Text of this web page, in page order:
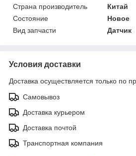
Страна производитель
Китай
Состояние
Новое
Вид запчасти
Датчик
Условия доставки
Доставка осуществляется только по
Самовывоз
Доставка курьером
Доставка почтой
Транспортная компания